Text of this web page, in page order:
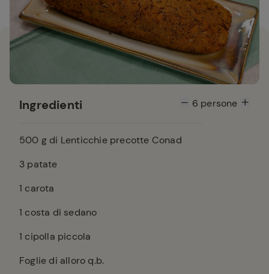
Ingredienti 6 persone
500 g di Lenticchie precotte Conad
3 patate
1 carota
1 costa di sedano
1 cipolla piccola
Foglie di alloro q.b.